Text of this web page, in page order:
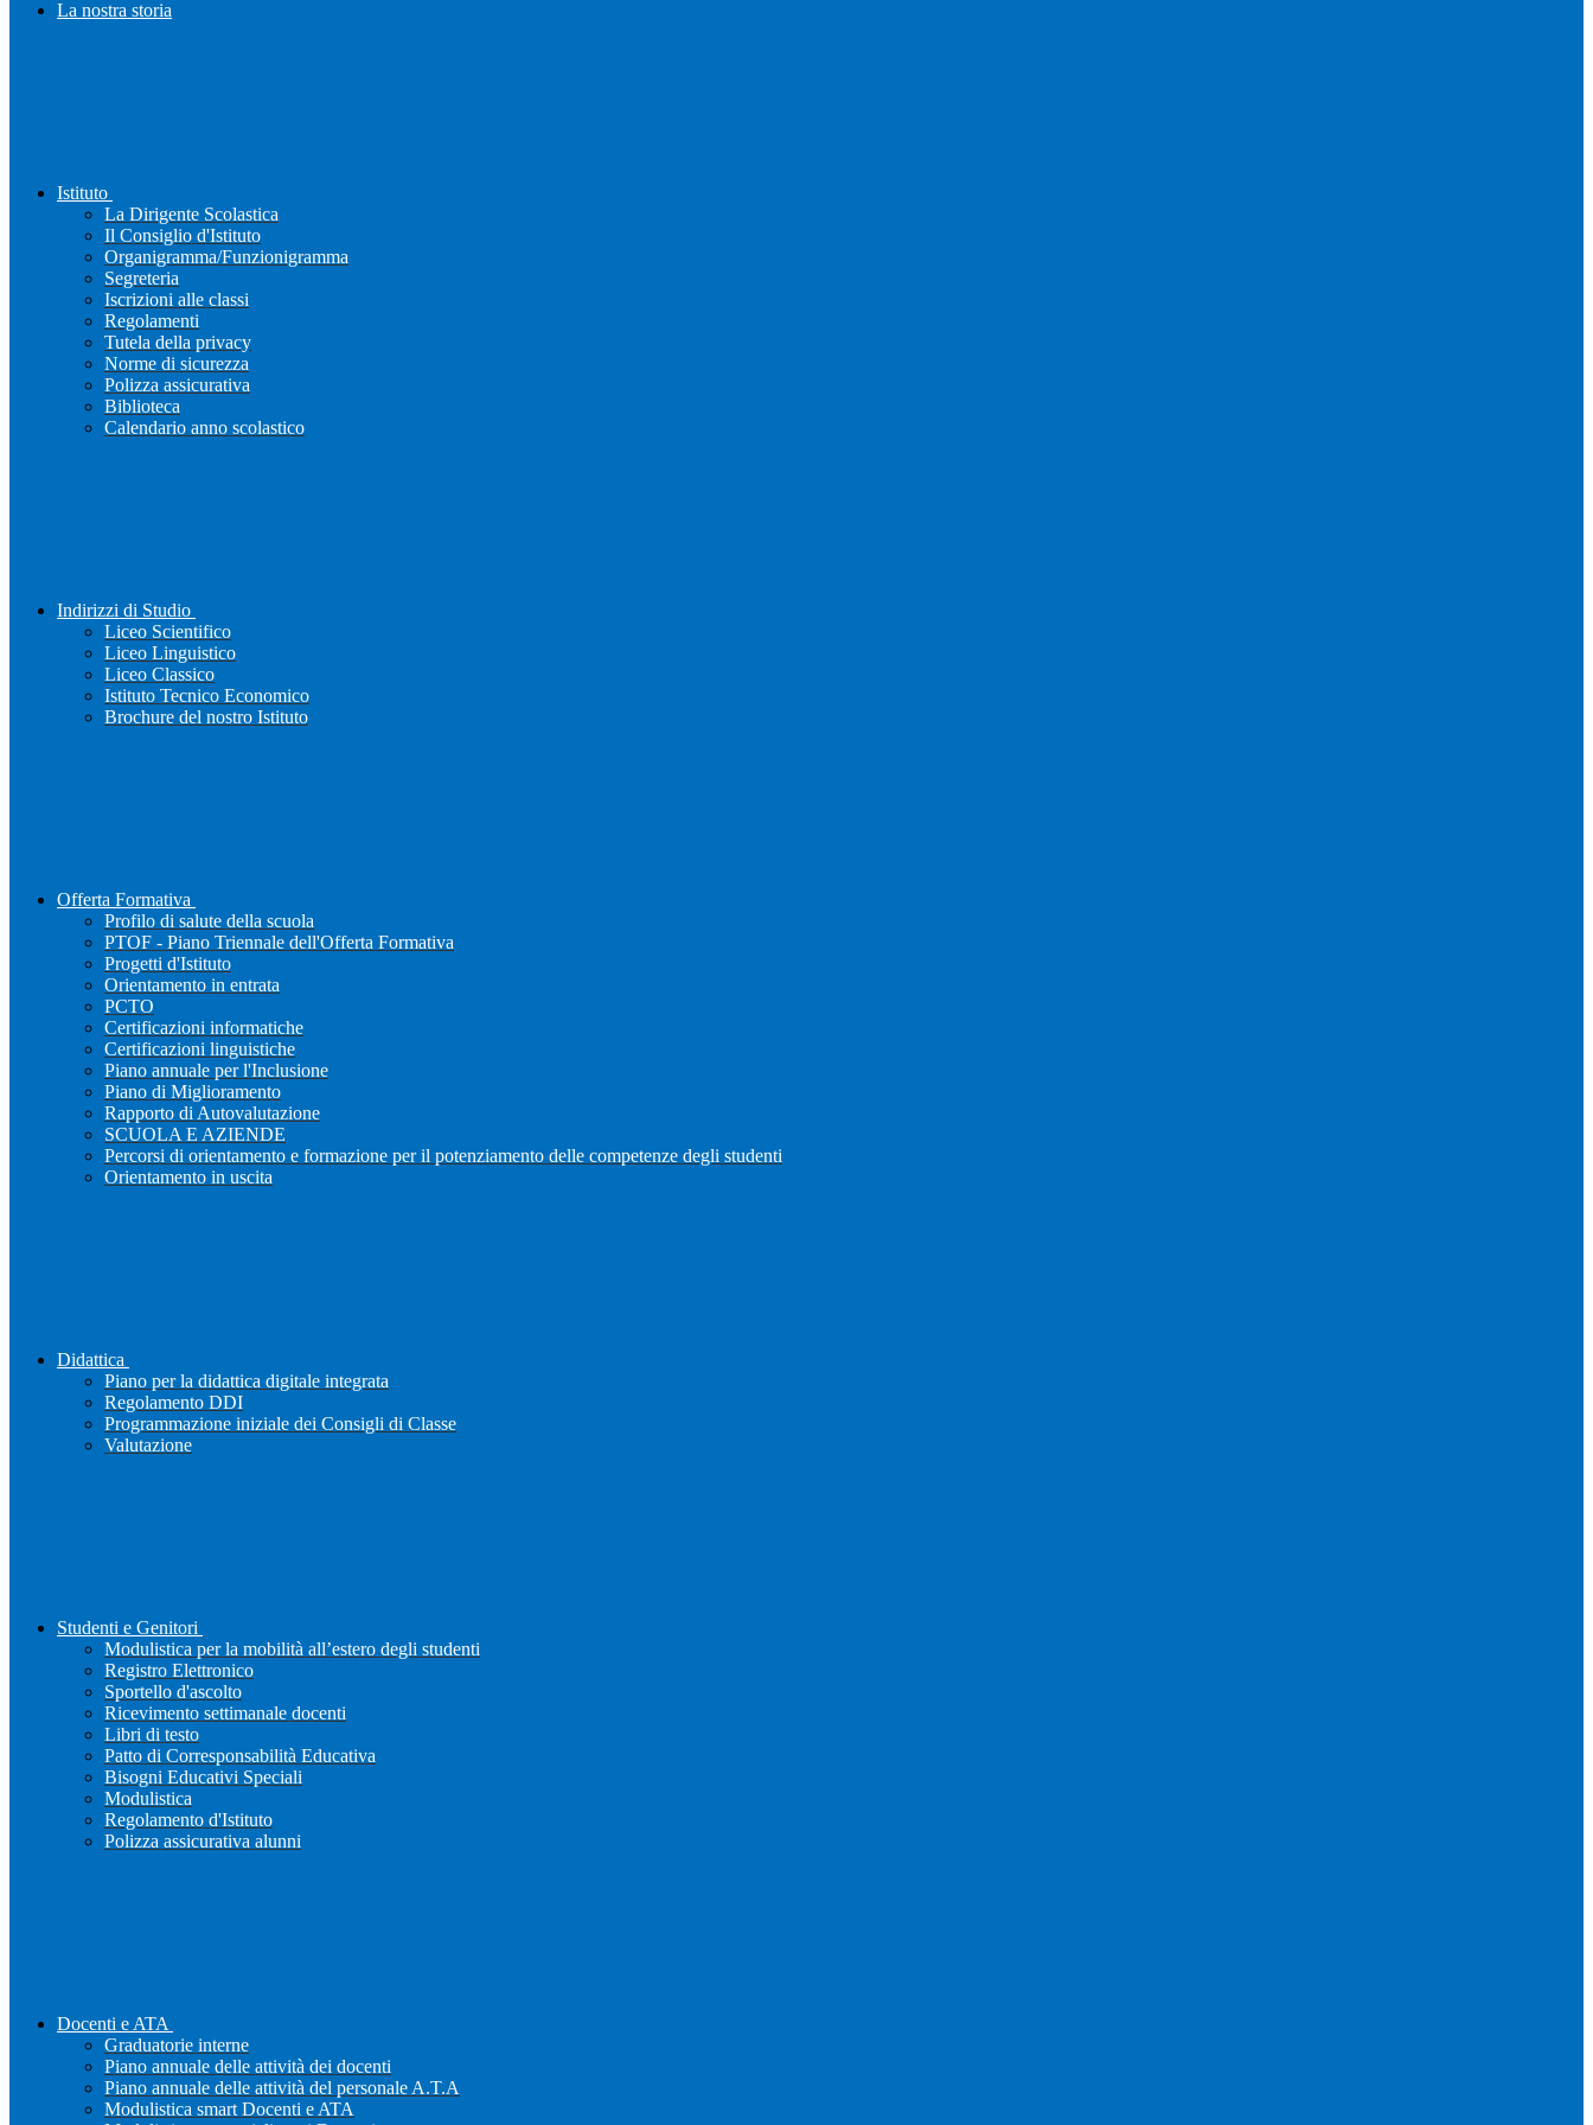
La nostra storia
Istituto
La Dirigente Scolastica
Il Consiglio d'Istituto
Organigramma/Funzionigramma
Segreteria
Iscrizioni alle classi
Regolamenti
Tutela della privacy
Norme di sicurezza
Polizza assicurativa
Biblioteca
Calendario anno scolastico
Indirizzi di Studio
Liceo Scientifico
Liceo Linguistico
Liceo Classico
Istituto Tecnico Economico
Brochure del nostro Istituto
Offerta Formativa
Profilo di salute della scuola
PTOF - Piano Triennale dell'Offerta Formativa
Progetti d'Istituto
Orientamento in entrata
PCTO
Certificazioni informatiche
Certificazioni linguistiche
Piano annuale per l'Inclusione
Piano di Miglioramento
Rapporto di Autovalutazione
SCUOLA E AZIENDE
Percorsi di orientamento e formazione per il potenziamento delle competenze degli studenti
Orientamento in uscita
Didattica
Piano per la didattica digitale integrata
Regolamento DDI
Programmazione iniziale dei Consigli di Classe
Valutazione
Studenti e Genitori
Modulistica per la mobilità all’estero degli studenti
Registro Elettronico
Sportello d'ascolto
Ricevimento settimanale docenti
Libri di testo
Patto di Corresponsabilità Educativa
Bisogni Educativi Speciali
Modulistica
Regolamento d'Istituto
Polizza assicurativa alunni
Docenti e ATA
Graduatorie interne
Piano annuale delle attività dei docenti
Piano annuale delle attività del personale A.T.A
Modulistica smart Docenti e ATA